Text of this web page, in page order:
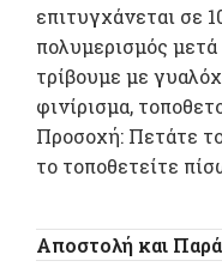
επιτυγχάνεται σε
πολυμερισμός
τρίβουμε με
φινίρισμα,
Προσοχή: Πετάτε
το τοποθετείτε
Αποστολή και